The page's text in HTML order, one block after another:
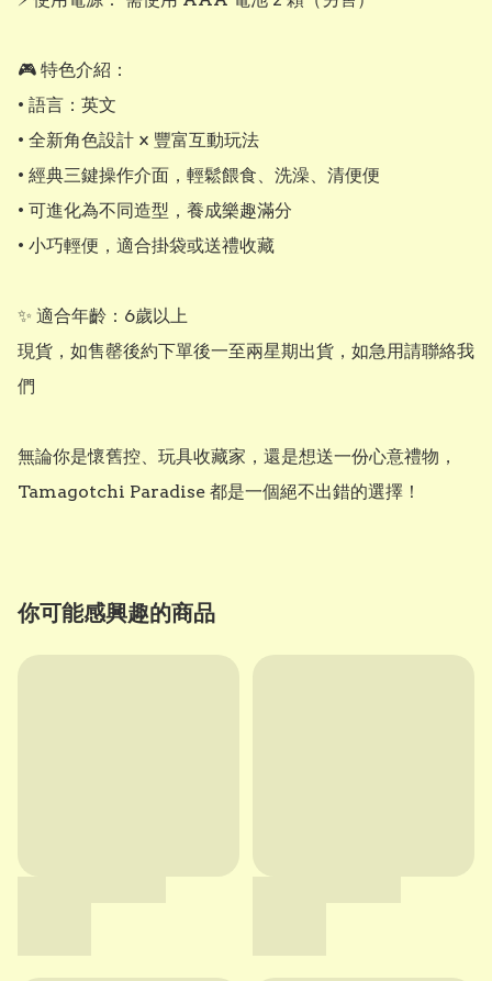
🎮 特色介紹：
• 語言：英文
• 全新角色設計 × 豐富互動玩法
• 經典三鍵操作介面，輕鬆餵食、洗澡、清便便
• 可進化為不同造型，養成樂趣滿分
• 小巧輕便，適合掛袋或送禮收藏
✨ 適合年齡：6歲以上
現貨，如售罄後約下單後一至兩星期出貨，如急用請聯絡我
們
無論你是懷舊控、玩具收藏家，還是想送一份心意禮物，
你可能感興趣的商品